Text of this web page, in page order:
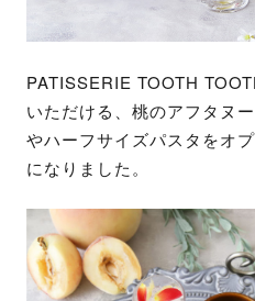
PATISSERIE TOOTH
いただける、桃のアフタヌ
やハーフサイズパスタをオ
になりました。